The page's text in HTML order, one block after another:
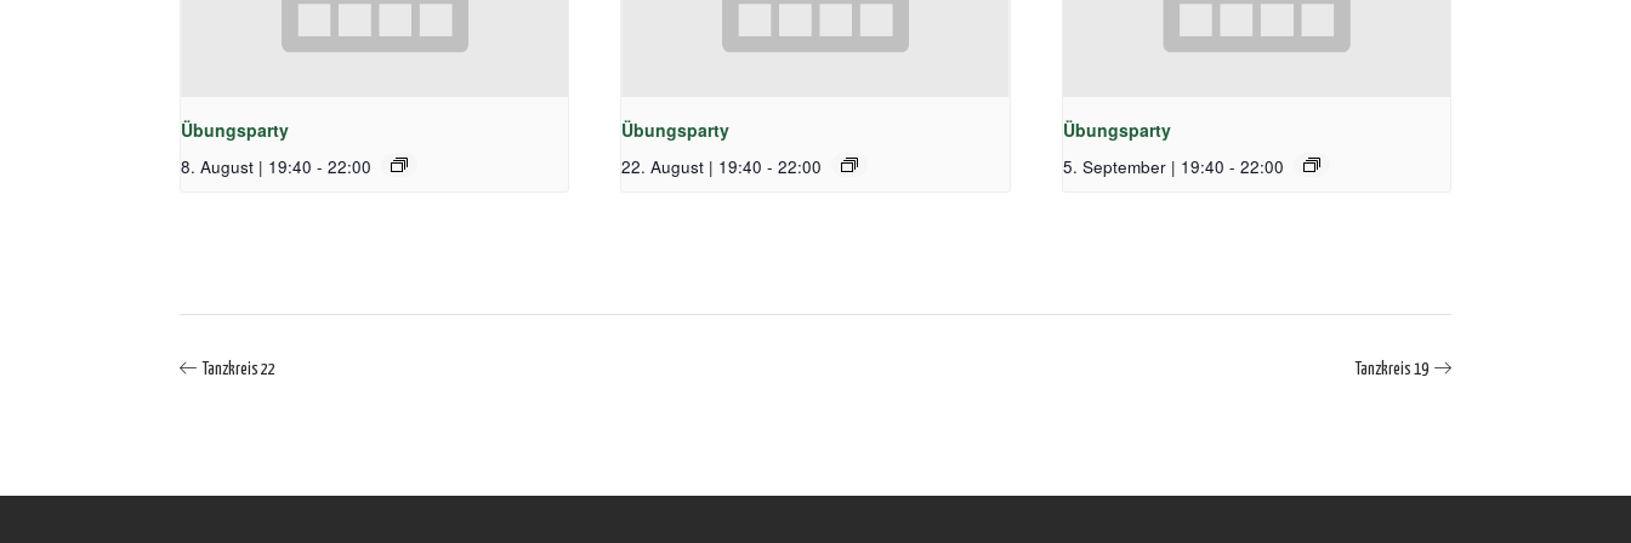
Übungsparty
8. August | 19:40 - 22:00
Übungsparty
22. August | 19:40 - 22:00
Übungsparty
5. September | 19:40 - 22:00
Tanzkreis 22 Tanzkreis 19